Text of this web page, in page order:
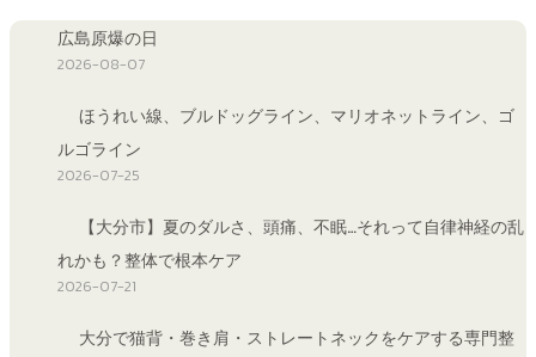
広島原爆の日
2026-08-07
ほうれい線、ブルドッグライン、マリオネットライン、ゴ
ルゴライン
2026-07-25
【大分市】夏のダルさ、頭痛、不眠…それって自律神経の乱
れかも？整体で根本ケア
2026-07-21
大分で猫背・巻き肩・ストレートネックをケアする専門整